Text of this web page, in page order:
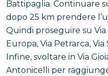
Battipaglia. Continuare
dopo 25 km prendere
Quindi proseguire su Via
Europa, Via Petrarca, Via
Infine, svoltare in Via
Antonicelli per